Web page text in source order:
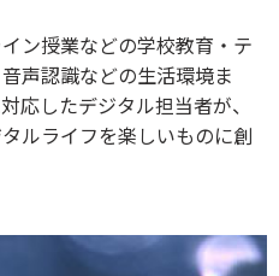
ン授業などの学校教育・テ
声認識などの生活環境ま
応したデジタル担当者が、
ルライフを楽しいものに創